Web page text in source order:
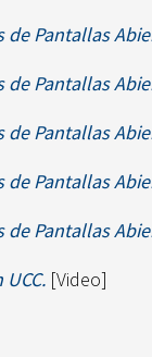
de Pantallas
de Pantallas
de Pantallas
de Pantallas
de Pantallas
[Video]